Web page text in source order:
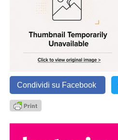
Condividi su Facebook